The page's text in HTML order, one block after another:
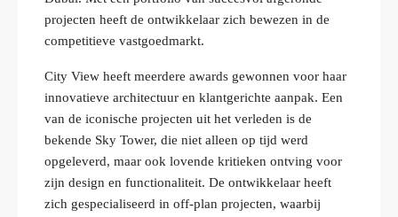
projecten heeft de ontwikkelaar zich bewezen in de
competitieve vastgoedmarkt.
City View heeft meerdere awards gewonnen voor haar
innovatieve architectuur en klantgerichte aanpak. Een
van de iconische projecten uit het verleden is de
bekende Sky Tower, die niet alleen op tijd werd
opgeleverd, maar ook lovende kritieken ontving voor
zijn design en functionaliteit. De ontwikkelaar heeft
zich gespecialiseerd in off-plan projecten, waarbij